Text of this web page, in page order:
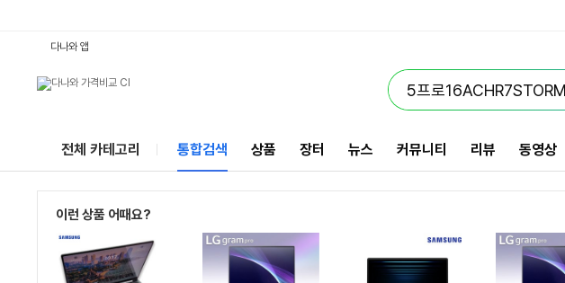
다나와 앱
전체 카테고리 통합검색 상품 장터 뉴스 커뮤니티 리뷰 동영상
이런 상품 어때요?